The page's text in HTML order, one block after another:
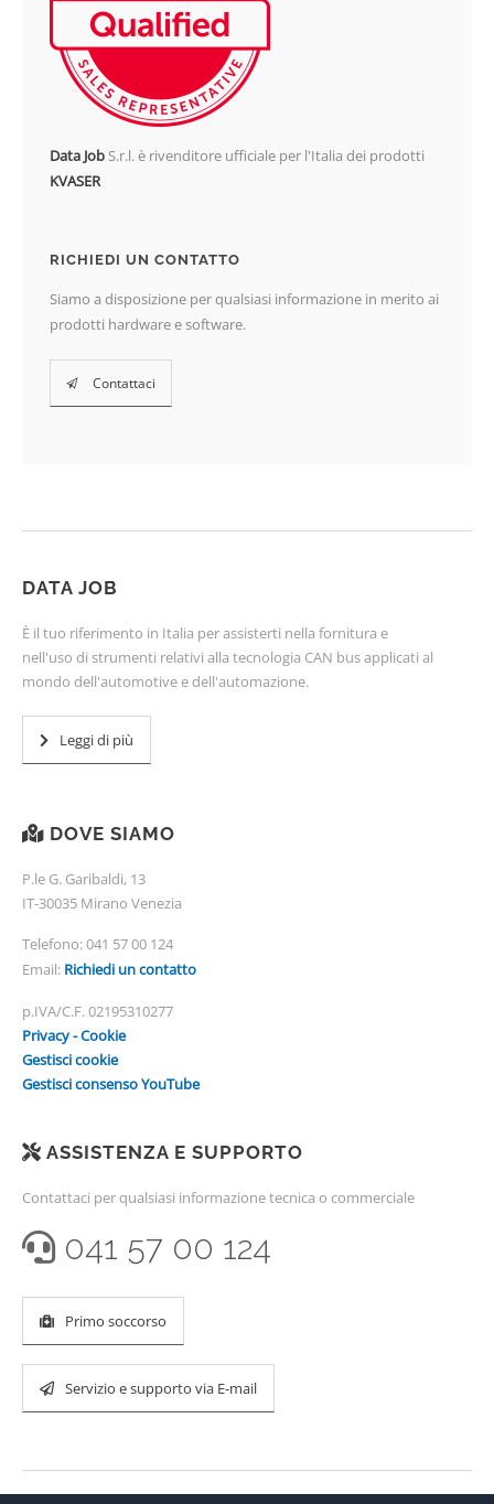
Data JobS.r.l. è rivenditore ufficiale per l'Italia dei prodotti
KVASER
RICHIEDI UN CONTATTO
Siamo a disposizione per qualsiasi informazione in merito ai
prodotti hardware e software.
Contattaci
DATA JOB
È il tuo riferimento in Italia per assisterti nella fornitura e
nell'uso di strumenti relativi alla tecnologia CAN bus applicati al
mondo dell'automotive e dell'automazione.
Leggi di più
DOVE SIAMO
P.le G. Garibaldi, 13
IT-30035 Mirano Venezia
Telefono:041 57 00 124
Email: Richiedi un contatto
p.IVA/C.F. 02195310277
Privacy - Cookie
Gestisci cookie
Gestisci consenso YouTube
ASSISTENZA E SUPPORTO
Contattaci per qualsiasi informazione tecnica o commerciale
041 57 00 124
Primo soccorso
Servizio e supporto via E-mail